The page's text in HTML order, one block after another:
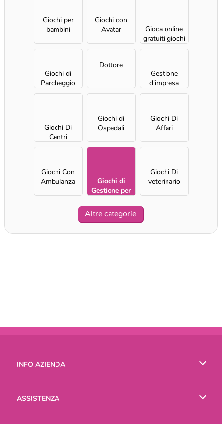
Giochi per
bambini
Giochi con
Avatar
Gioca online
gratuiti giochi
di dentista
Giochi di
Parcheggio
Dottore
Gestione
d'impresa
Giochi Di
Centri
Benessere
Giochi di
Ospedali
Giochi Di
Affari
Giochi Con
Ambulanza
Giochi di
Gestione per
Giochi Di
veterinario
Altre categorie
INFO AZIENDA
ASSISTENZA